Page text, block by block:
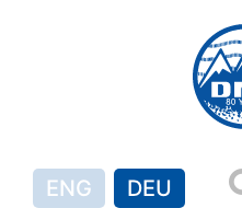
ENG DEU